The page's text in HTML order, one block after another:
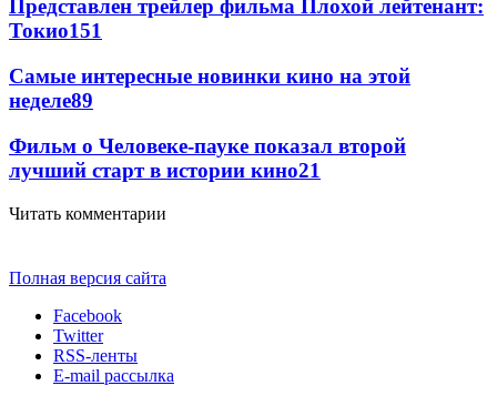
Представлен трейлер фильма Плохой лейтенант:
Токио151
Самые интересные новинки кино на этой
неделе89
Фильм о Человеке-пауке показал второй
лучший старт в истории кино21
Читать комментарии
Полная версия сайта
Facebook
Twitter
RSS-ленты
E-mail рассылка